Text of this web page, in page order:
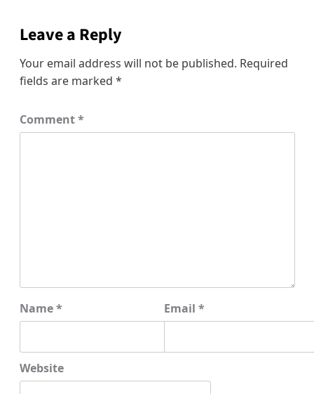
Leave a Reply
Your email address will not be published. Required
fields are marked *
Comment*
Name* Email *
Website